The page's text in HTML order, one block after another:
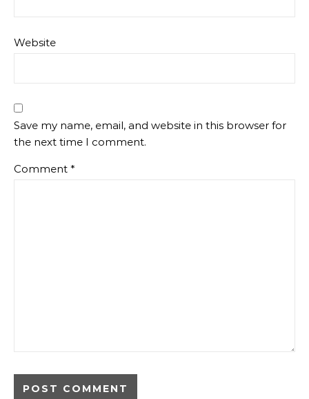
Website
Save my name, email, and website in this browser for
the next time I comment.
Comment *